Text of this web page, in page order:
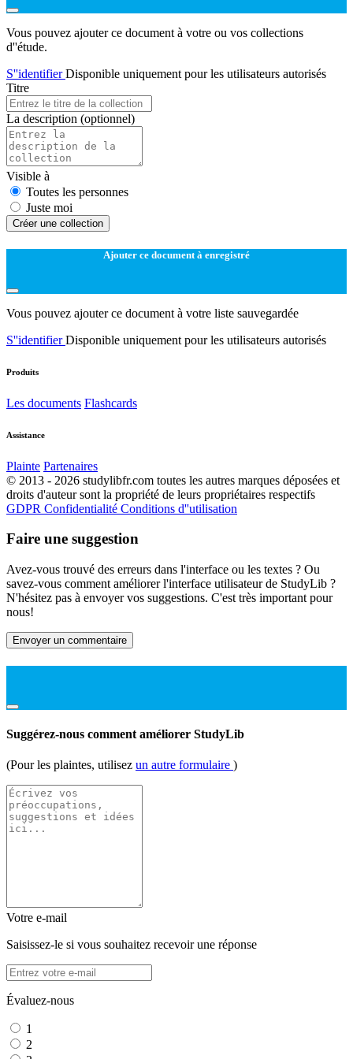
Vous pouvez ajouter ce document à votre ou vos collections
d''étude.
S''identifierDisponible uniquement pour les utilisateurs autorisés
Titre
La description (optionnel)
Visible à
Toutes les personnes
Juste moi
Créer une collection
Ajouter ce document à enregistré
Vous pouvez ajouter ce document à votre liste sauvegardée
S''identifierDisponible uniquement pour les utilisateurs autorisés
Produits
Les documents Flashcards
Assistance
Plainte Partenaires
© 2013 - 2026 studylibfr.com toutes les autres marques déposées et
droits d'auteur sont la propriété de leurs propriétaires respectifs
GDPR Confidentialité Conditions d''utilisation
Faire une suggestion
Avez-vous trouvé des erreurs dans l'interface ou les textes ? Ou
savez-vous comment améliorer l'interface utilisateur de StudyLib ?
N'hésitez pas à envoyer vos suggestions. C'est très important pour
nous!
Envoyer un commentaire
Suggérez-nous comment améliorer StudyLib
(Pour les plaintes, utilisez un autre formulaire )
Votre e-mail
Saisissez-le si vous souhaitez recevoir une réponse
Évaluez-nous
1
2